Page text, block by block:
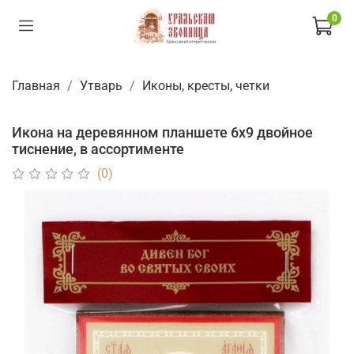
0
Главная Утварь Иконы, кресты, четки
Икона на деревянном планшете 6х9 двойное
тиснение, в ассортименте
(0)